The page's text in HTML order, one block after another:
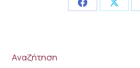
Share Share
Αναζήτηση